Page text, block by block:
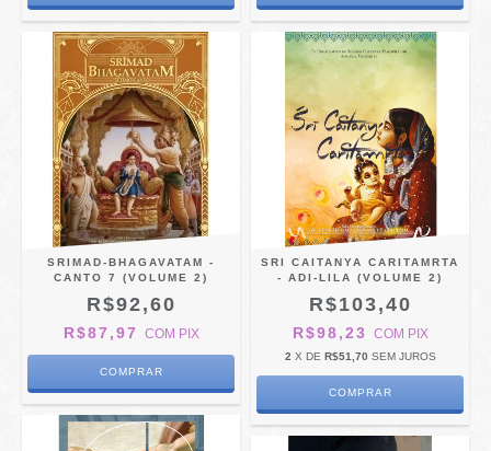
SRIMAD-BHAGAVATAM -
CANTO 7 (VOLUME 2)
R$92,60
R$87,97 COM PIX
SRI CAITANYA CARITAMRTA
- ADI-LILA (VOLUME 2)
R$103,40
R$98,23 COM PIX
2 X DE R$51,70 SEM JUROS